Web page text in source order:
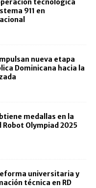
tecnológica
911 en
nueva etapa
Dominicana hacia la
medallas en la
Olympiad 2025
universitaria y
técnica en RD